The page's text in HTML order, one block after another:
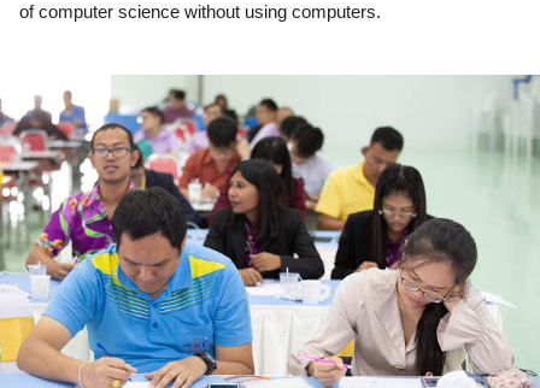
of computer science without using computers.